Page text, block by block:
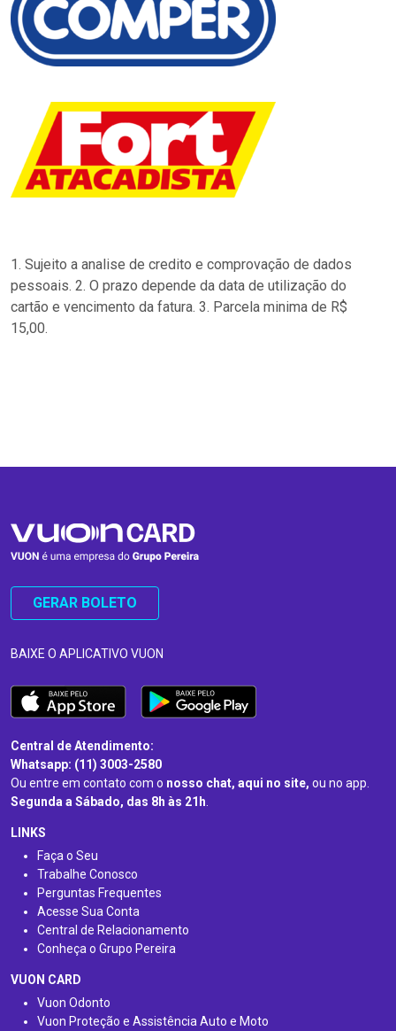
1. Sujeito a analise de credito e comprovação de dados
pessoais. 2. O prazo depende da data de utilização do
cartão e vencimento da fatura. 3. Parcela minima de R$
15,00.
GERAR BOLETO
BAIXE O APLICATIVO VUON
Central de Atendimento:
Whatsapp: (11) 3003-2580
Ou entre em contato com o nosso chat, aqui no site, ou no app.
Segunda a Sábado, das 8h às 21h.
LINKS
Faça o Seu
Trabalhe Conosco
Perguntas Frequentes
Acesse Sua Conta
Central de Relacionamento
Conheça o Grupo Pereira
VUON CARD
Vuon Odonto
Vuon Proteção e Assistência Auto e Moto